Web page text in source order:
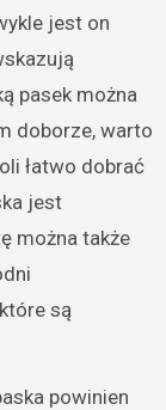
jest on
pasek można
doborze, warto
łatwo dobrać
jest
można także
są
powinien